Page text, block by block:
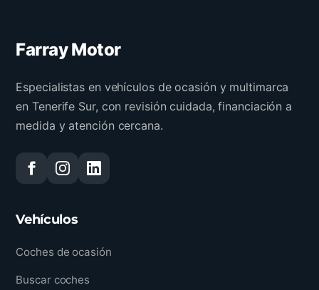
Farray Motor
Especialistas en vehículos de ocasión y multimarca
en Tenerife Sur, con revisión cuidada, financiación a
medida y atención cercana.
Vehículos
Coches de ocasión
Buscar coches